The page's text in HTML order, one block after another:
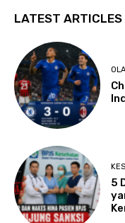
LATEST ARTICLES
5